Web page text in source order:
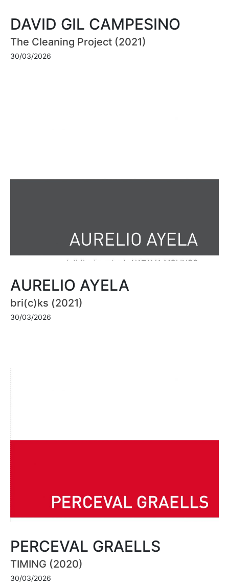
DAVID GIL CAMPESINO
The Cleaning Project (2021)
30/03/2026
AURELIO AYELA
bri(c)ks (2021)
30/03/2026
PERCEVAL GRAELLS
TIMING (2020)
30/03/2026